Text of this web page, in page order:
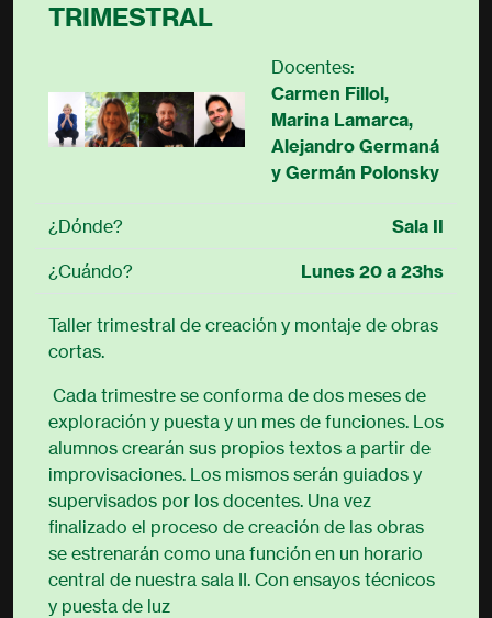
TRIMESTRAL
Docentes:
Carmen Fillol,
Marina Lamarca,
Alejandro Germaná
y Germán Polonsky
¿Dónde? Sala II
¿Cuándo? Lunes 20 a 23hs
Taller trimestral de creación y montaje de obras
cortas.
Cada trimestre se conforma de dos meses de
exploración y puesta y un mes de funciones. Los
alumnos crearán sus propios textos a partir de
improvisaciones. Los mismos serán guiados y
supervisados por los docentes. Una vez
finalizado el proceso de creación de las obras
se estrenarán como una función en un horario
central de nuestra sala II. Con ensayos técnicos
y puesta de luz